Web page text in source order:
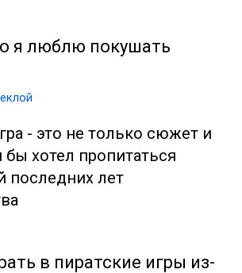
я люблю покушать
- это не только сюжет и
бы хотел пропитаться
последних лет
в пиратские игры из-